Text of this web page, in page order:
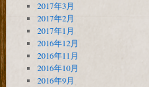
2017年3月
2017年2月
2017年1月
2016年12月
2016年11月
2016年10月
2016年9月